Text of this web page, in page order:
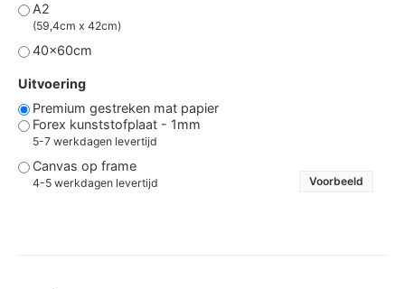
A2
(59,4cm x 42cm)
40x60cm
Uitvoering
Premium gestreken mat papier
Forex kunststofplaat - 1mm
5-7 werkdagen levertijd
Canvas op frame
4-5 werkdagen levertijd Voorbeeld